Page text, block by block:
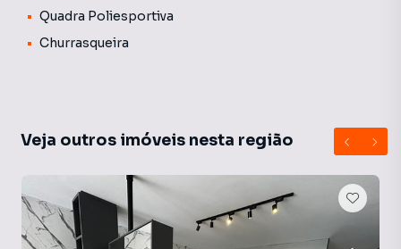
Quadra Poliesportiva
Churrasqueira
Veja outros imóveis nesta região